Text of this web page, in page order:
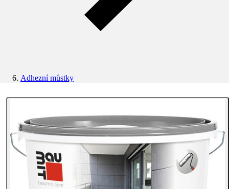
Adhezní můstky